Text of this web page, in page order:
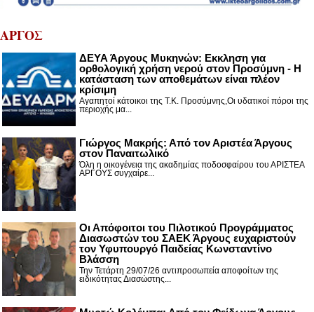
ΑΡΓΟΣ
ΔΕΥΑ Άργους Μυκηνών: Εκκληση για
ορθολογική χρήση νερού στον Προσύμνη - Η
κατάσταση των αποθεμάτων είναι πλέον
κρίσιμη
Αγαπητοί κάτοικοι της Τ.Κ. Προσύμνης,Οι υδατικοί πόροι της
περιοχής μα...
Γιώργος Μακρής: Από τον Αριστέα Άργους
στον Παναιτωλικό
Όλη η οικογένεια της ακαδημίας ποδοσφαίρου του ΑΡΙΣΤΕΑ
ΑΡΓΟΥΣ συγχαίρε...
Οι Απόφοιτοι του Πιλοτικού Προγράμματος
Διασωστών του ΣΑΕΚ Άργους ευχαριστούν
τον Υφυπουργό Παιδείας Κωνσταντίνο
Βλάσση
Την Τετάρτη 29/07/26 αντιπροσωπεία αποφοίτων της
ειδικότητας Διασώστης...